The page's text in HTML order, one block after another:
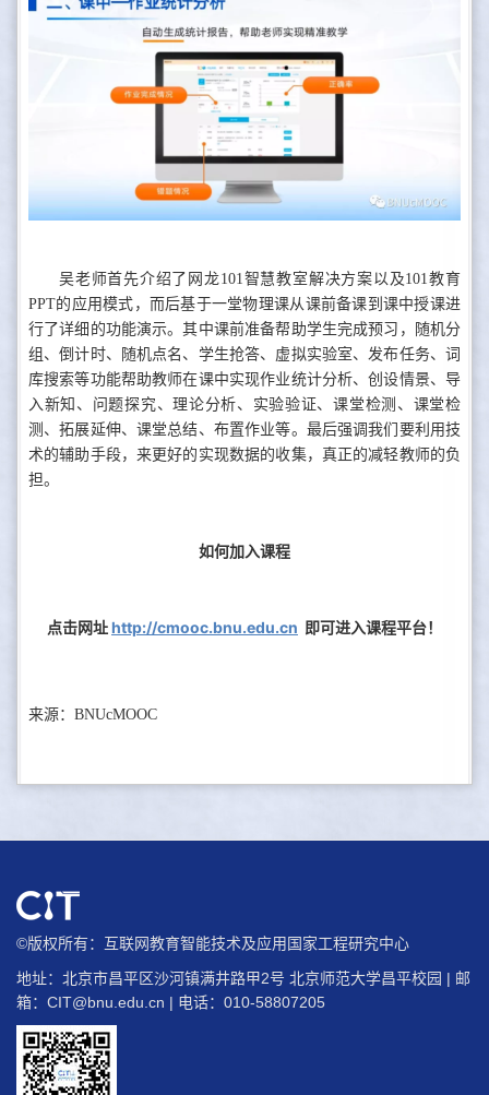
吴老师首先介绍了网龙101智慧教室解决方案以及101教育
PPT的应用模式，而后基于一堂物理课从课前备课到课中授课进
行了详细的功能演示。其中课前准备帮助学生完成预习，随机分
组、倒计时、随机点名、学生抢答、虚拟实验室、发布任务、词
库搜索等功能帮助教师在课中实现作业统计分析、创设情景、导
入新知、问题探究、理论分析、实验验证、课堂检测、课堂检
测、拓展延伸、课堂总结、布置作业等。最后强调我们要利用技
术的辅助手段，来更好的实现数据的收集，真正的减轻教师的负
担。
如何加入课程
点击网址http://cmooc.bnu.edu.cn 即可进入课程平台！
来源：BNUcMOOC
©版权所有：互联网教育智能技术及应用国家工程研究中心
地址：北京市昌平区沙河镇满井路甲2号 北京师范大学昌平校园 | 邮
箱： CIT@bnu.edu.cn | 电话：010-58807205